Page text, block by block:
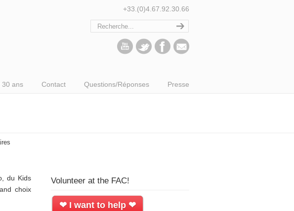
+33.(0)4.67.92.30.66
30 ans Contact Questions/Réponses Presse
du Kids
choix
Volunteer at the FAC!
❤ I want to help ❤